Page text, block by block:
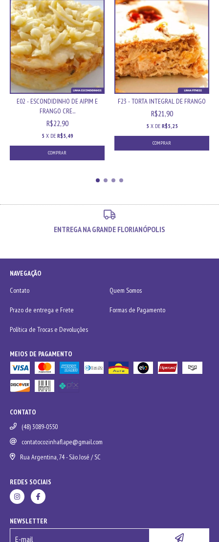
E02 - ESCONDIDINHO DE AIPIM E
FRANGO CRE...
R$22,90
5 X DE R$5,49
COMPRAR
F23 - TORTA INTEGRAL DE FRANGO
R$21,90
5 X DE R$5,25
COMPRAR
ENTREGA NA GRANDE FLORIANÓPOLIS
NAVEGAÇÃO
Contato
Quem Somos
Prazo de entrega e Frete Formas de Pagamento
Política de Trocas e Devoluções
MEIOS DE PAGAMENTO
CONTATO
(48) 3089-0550
contatocozinhaflape@gmail.com
Rua Argentina, 74 - São José / SC
REDES SOCIAIS
NEWSLETTER